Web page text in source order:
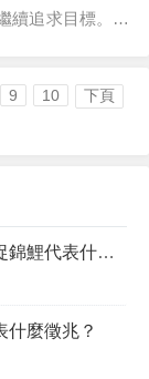
續追求目標。它
度來看，做這種
遇經濟損失。因
9 10
下頁
7 個夢見絲綢的解釋，夢到捕捉錦鯉代表什麼徵兆？
什麼徵兆？